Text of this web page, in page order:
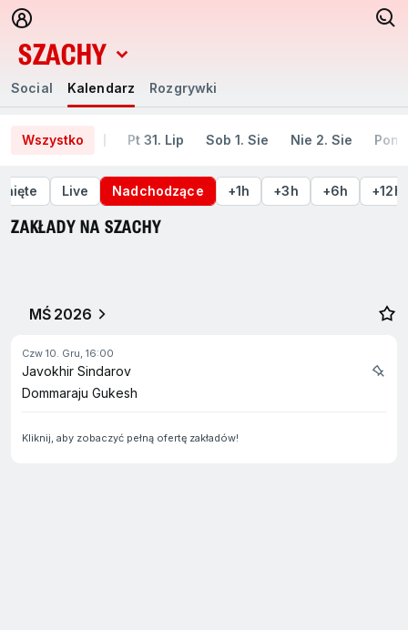
SZACHY
Social Kalendarz Rozgrywki
Wszystko Pt 31. Lip Sob 1. Sie Nie 2. Sie Pon
Live Nadchodzące +1h +3h +6h +12h
ZAKŁADY NA SZACHY
MŚ 2026
Czw 10. Gru, 16:00
Javokhir Sindarov
Dommaraju Gukesh
Kliknij, aby zobaczyć pełną ofertę zakładów!